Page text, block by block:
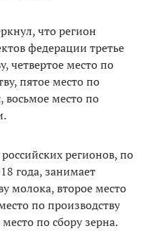
что регион
федерации третье
четвертое место по
пятое место по
восьмое место по
регионов, по
года, занимает
молока, второе место
по производству
по сбору зерна.